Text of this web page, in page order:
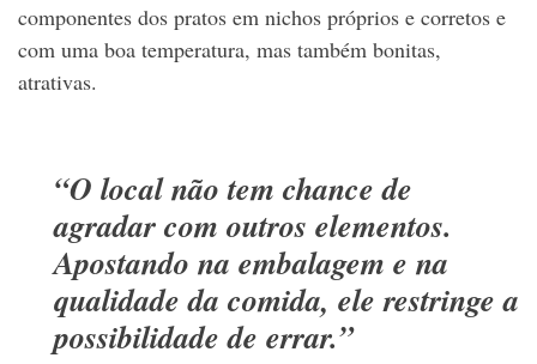
componentes dos pratos em nichos próprios e corretos e
com uma boa temperatura, mas também bonitas,
atrativas.
“O local não tem chance de
agradar com outros elementos.
Apostando na embalagem e na
qualidade da comida, ele restringe a
possibilidade de errar.”